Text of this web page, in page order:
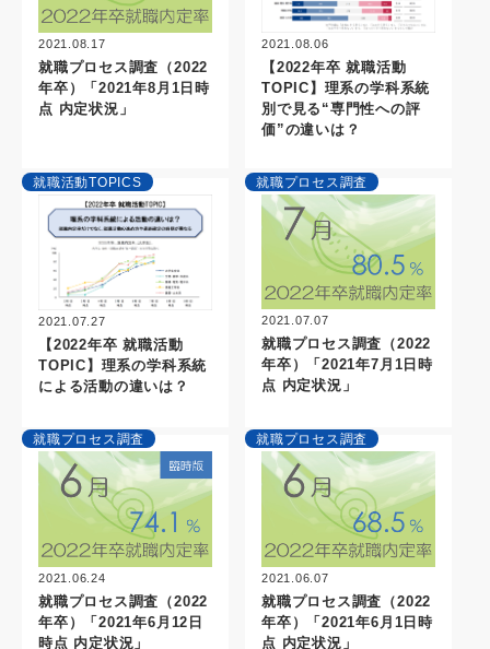
2021.08.17
就職プロセス調査（2022
年卒）「2021年8月1日時
点 内定状況」
2021.08.06
【2022年卒 就職活動
TOPIC】理系の学科系統
別で見る“専門性への評
価”の違いは？
就職活動TOPICS
2021.07.27
【2022年卒 就職活動
TOPIC】理系の学科系統
による活動の違いは？
就職プロセス調査
2021.07.07
就職プロセス調査（2022
年卒）「2021年7月1日時
点 内定状況」
就職プロセス調査
2021.06.24
就職プロセス調査（2022
年卒）「2021年6月12日
時点 内定状況」
就職プロセス調査
2021.06.07
就職プロセス調査（2022
年卒）「2021年6月1日時
点 内定状況」